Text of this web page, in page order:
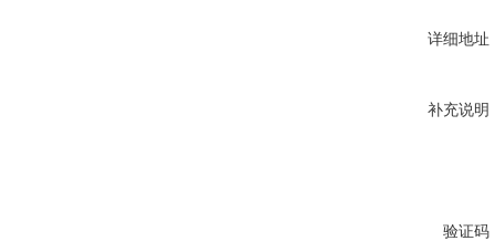
详细地址
补充说明
验证码